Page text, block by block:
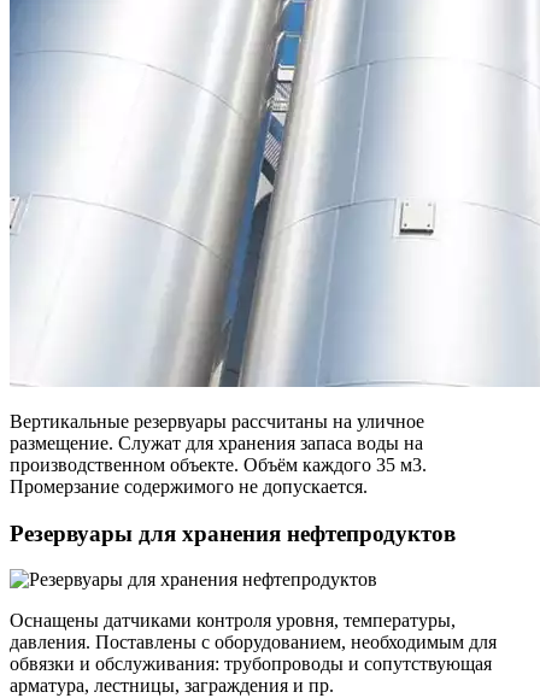
Вертикальные резервуары рассчитаны на уличное
размещение. Служат для хранения запаса воды на
производственном объекте. Объём каждого 35 м3.
Промерзание содержимого не допускается.
Резервуары для хранения нефтепродуктов
Оснащены датчиками контроля уровня, температуры,
давления. Поставлены с оборудованием, необходимым для
обвязки и обслуживания: трубопроводы и сопутствующая
арматура, лестницы, заграждения и пр.